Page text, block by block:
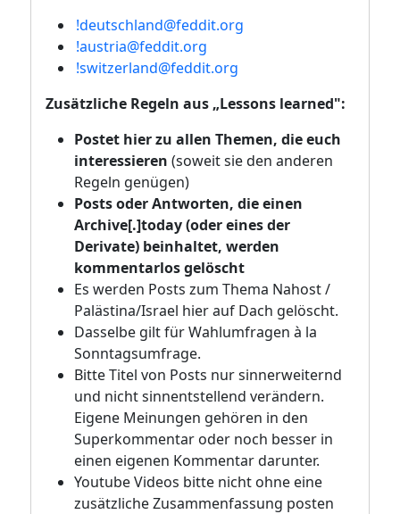
!deutschland@feddit.org
!austria@feddit.org
!switzerland@feddit.org
Zusätzliche Regeln aus „Lessons learned":
Postet hier zu allen Themen, die euch
interessieren (soweit sie den anderen
Regeln genügen)
Posts oder Antworten, die einen
Archive[.]today (oder eines der
Derivate) beinhaltet, werden
kommentarlos gelöscht
Es werden Posts zum Thema Nahost /
Palästina/Israel hier auf Dach gelöscht.
Dasselbe gilt für Wahlumfragen à la
Sonntagsumfrage.
Bitte Titel von Posts nur sinnerweiternd
und nicht sinnentstellend verändern.
Eigene Meinungen gehören in den
Superkommentar oder noch besser in
einen eigenen Kommentar darunter.
Youtube Videos bitte nicht ohne eine
zusätzliche Zusammenfassung posten